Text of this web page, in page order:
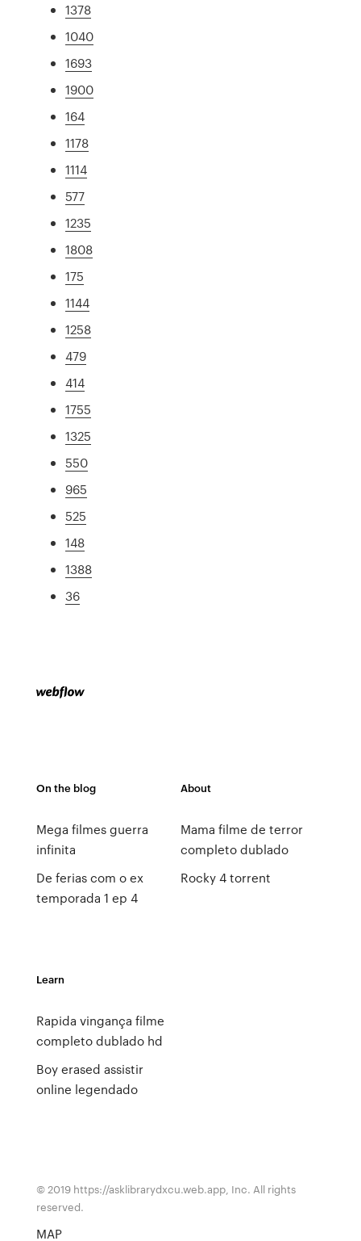
1378
1040
1693
1900
164
1178
1114
577
1235
1808
175
1144
1258
479
414
1755
1325
550
965
525
148
1388
36
On the blog
Mega filmes guerra
infinita
De ferias com o ex
temporada 1 ep 4
About
Mama filme de terror
completo dublado
Rocky 4 torrent
Learn
Rapida vingança filme
completo dublado hd
Boy erased assistir
online legendado
© 2019 https://asklibrarydxcu.web.app, Inc. All rights
reserved.
MAP